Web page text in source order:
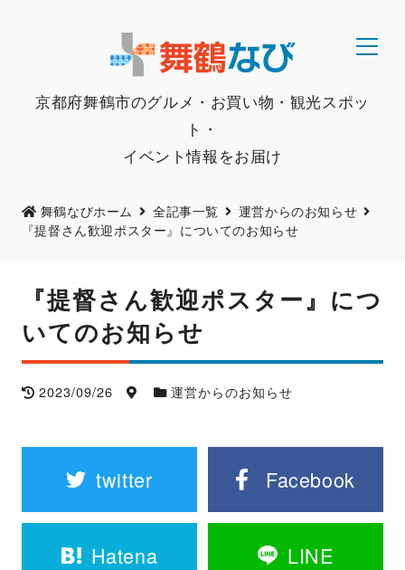
京都府舞鶴市のグルメ・お買い物・観光スポッ
ト・
イベント情報をお届け
舞鶴なびホーム 全記事一覧
運営からのお知らせ
『提督さん歓迎ポスター』についてのお知らせ
『提督さん歓迎ポスター』につ
いてのお知らせ
2023/09/26 運営からのお知らせ
twitter Facebook
Hatena LINE